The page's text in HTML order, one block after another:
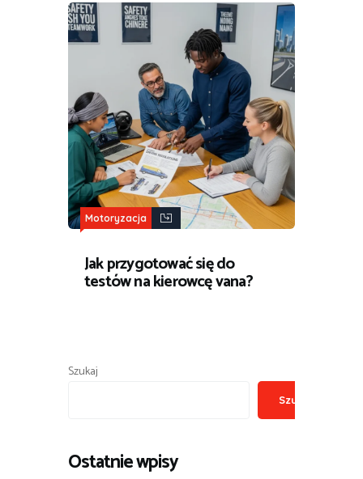
Motoryzacja
Jak przygotować się do
testów na kierowcę vana?
Szukaj
Szukaj
Ostatnie wpisy